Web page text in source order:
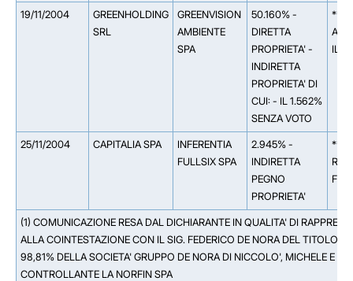
19/11/2004
GREENHOLDING
SRL
GREENVISION
AMBIENTE
SPA
50.160% -
DIRETTA
PROPRIETA' -
INDIRETTA
PROPRIETA' DI
CUI: - IL 1.562%
SENZA VOTO
**
IL
25/11/2004 CAPITALIA SPA
INFERENTIA
FULLSIX SPA
2.945% -
INDIRETTA
PEGNO
PROPRIETA'
**
(1) COMUNICAZIONE RESA DAL DICHIARANTE IN QUALITA' DI
ALLA COINTESTAZIONE CON IL SIG. FEDERICO DE NORA DEL TITOLO
98,81% DELLA SOCIETA' GRUPPO DE NORA DI NICCOLO', MICHELE E
CONTROLLANTE LA NORFIN SPA